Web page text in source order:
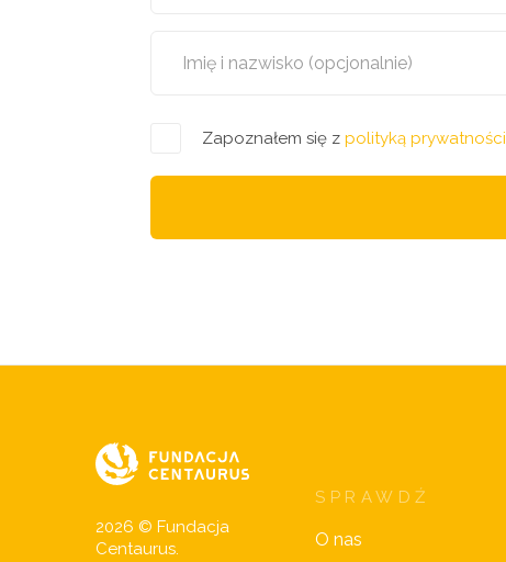
Imię i nazwisko (opcjonalnie)
Zapoznałem się z polityką prywatności
2026 © Fundacja
Centaurus.
SPRAWDŹ
O nas